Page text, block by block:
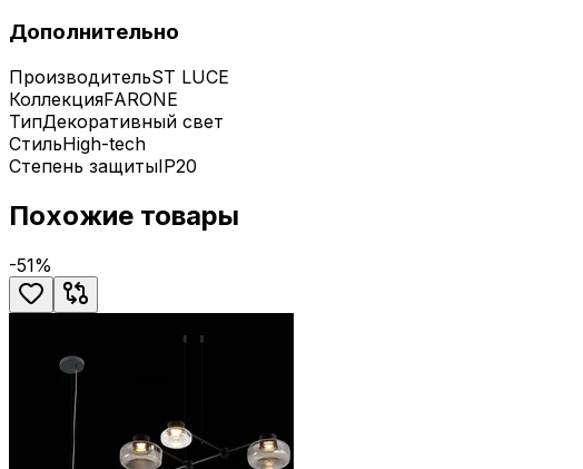
Дополнительно
ПроизводительST LUCE
КоллекцияFARONE
ТипДекоративный свет
СтильHigh-tech
Степень защитыIP20
Похожие товары
-51%